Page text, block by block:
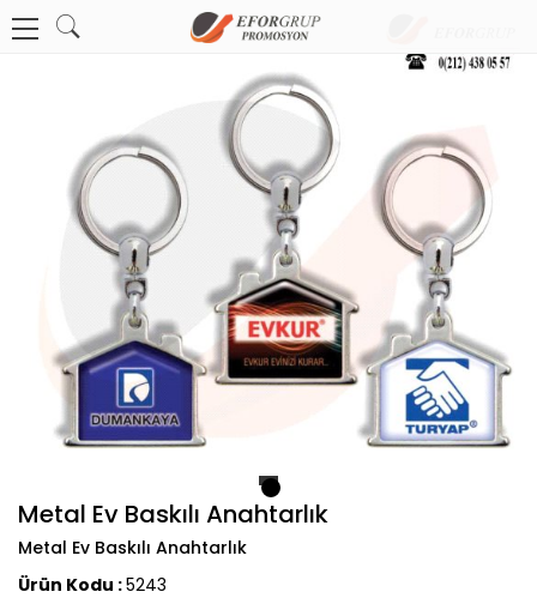
Metal Ev Baskılı Anahtarlık
Metal Ev Baskılı Anahtarlık
Ürün Kodu :5243